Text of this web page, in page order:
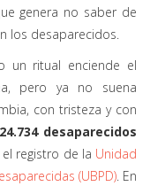
genera no saber de
los desaparecidos.
un ritual enciende el
pero ya no suena
con tristeza y con
desaparecidos
registro de la Unidad
(UBPD). En